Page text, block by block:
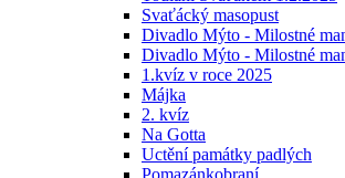
Svaťácký masopust
Divadlo Mýto - Milostné
Divadlo Mýto - Milostné
1.kvíz v roce 2025
Májka
2. kvíz
Na Gotta
Uctění památky padlých
Pomazánkobraní